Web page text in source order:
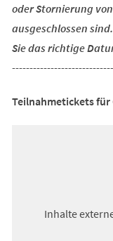
oder Stornierung
ausgeschlossen
Sie das richtige
Teilnahmetickets
Inhalte